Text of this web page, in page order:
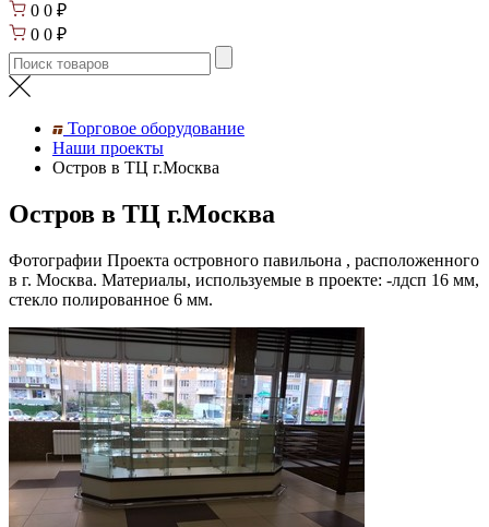
0 0 ₽
0 0 ₽
Торговое оборудование
Наши проекты
Остров в ТЦ г.Москва
Остров в ТЦ г.Москва
Фотографии Проекта островного павильона , расположенного
в г. Москва. Материалы, используемые в проекте: -лдсп 16 мм,
стекло полированное 6 мм.